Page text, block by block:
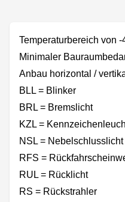
Temperaturbereich von -
Minimaler
Anbau horizontal /
BLL = Blinker
BRL = Bremslicht
KZL =
NSL = Nebelschlusslicht
RFS =
RUL = Rücklicht
RS = Rückstrahler